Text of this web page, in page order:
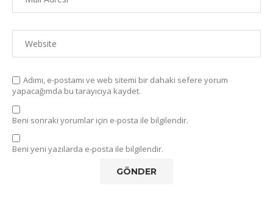
Adımı, e-postamı ve web sitemi bir dahaki sefere yorum
yapacağımda bu tarayıcıya kaydet.
Beni sonraki yorumlar için e-posta ile bilgilendir.
Beni yeni yazılarda e-posta ile bilgilendir.